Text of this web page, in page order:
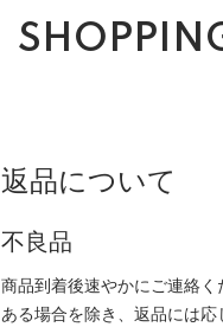
返品について
不良品
商品到着後速やかにご連絡
ある場合を除き、返品には